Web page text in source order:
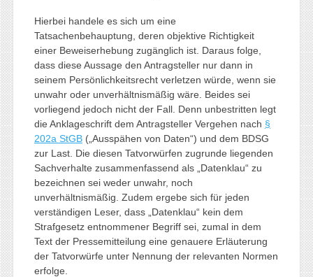
Hierbei handele es sich um eine
Tatsachenbehauptung, deren objektive Richtigkeit
einer Beweiserhebung zugänglich ist. Daraus folge,
dass diese Aussage den Antragsteller nur dann in
seinem Persönlichkeitsrecht verletzen würde, wenn sie
unwahr oder unverhältnismäßig wäre. Beides sei
vorliegend jedoch nicht der Fall. Denn unbestritten legt
die Anklageschrift dem Antragsteller Vergehen nach §
202a StGB(„Ausspähen von Daten“) und dem BDSG
zur Last. Die diesen Tatvorwürfen zugrunde liegenden
Sachverhalte zusammenfassend als „Datenklau“ zu
bezeichnen sei weder unwahr, noch
unverhältnismäßig. Zudem ergebe sich für jeden
verständigen Leser, dass „Datenklau“ kein dem
Strafgesetz entnommener Begriff sei, zumal in dem
Text der Pressemitteilung eine genauere Erläuterung
der Tatvorwürfe unter Nennung der relevanten Normen
erfolge.